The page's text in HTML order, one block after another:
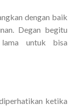
dengan baik
Degan begitu
untuk bisa
ketika